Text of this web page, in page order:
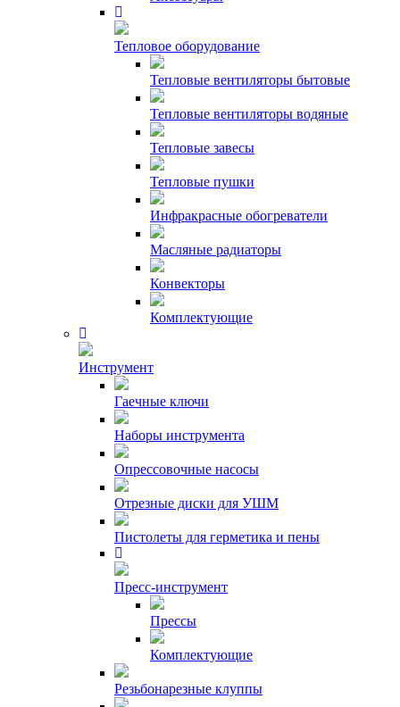
Тепловое оборудование
Тепловые вентиляторы бытовые
Тепловые вентиляторы водяные
Тепловые завесы
Тепловые пушки
Инфракрасные обогреватели
Масляные радиаторы
Конвекторы
Комплектующие
Инструмент
Гаечные ключи
Наборы инструмента
Опрессовочные насосы
Отрезные диски для УШМ
Пистолеты для герметика и пены
Пресс-инструмент
Прессы
Комплектующие
Резьбонарезные клуппы